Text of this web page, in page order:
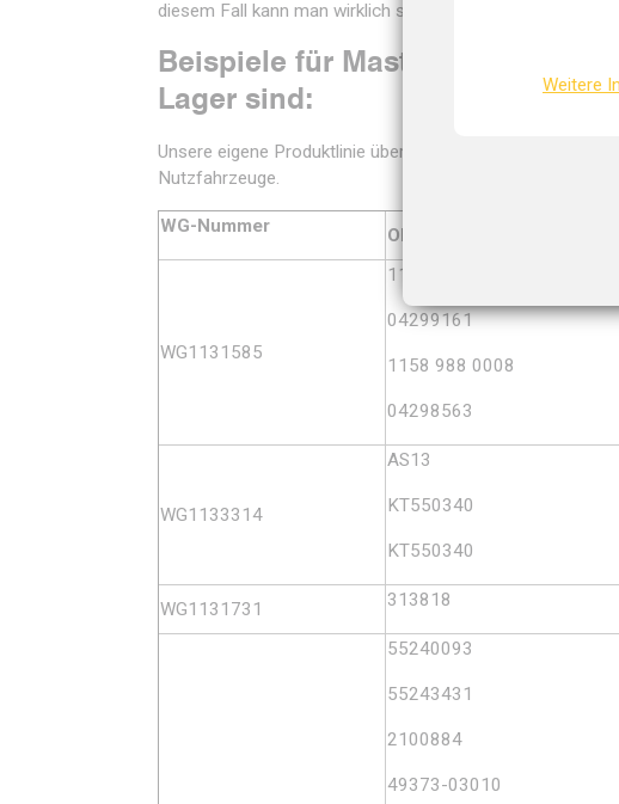
Weitere
diesem Fall kann man wirklich sagen: Verschrotten ist
Beispiele für MasterTurbo
Lager sind:
Unsere eigene Produktlinie überholter Turbolader ist für
Nutzfahrzeuge.
WG-Nummer OE-Nummer
WG1131585
1158 990 0008
04299161
1158 988 0008
04298563
WG1133314
AS13
KT550340
KT550340
WG1131731 313818
55240093
55243431
2100884
49373-03010